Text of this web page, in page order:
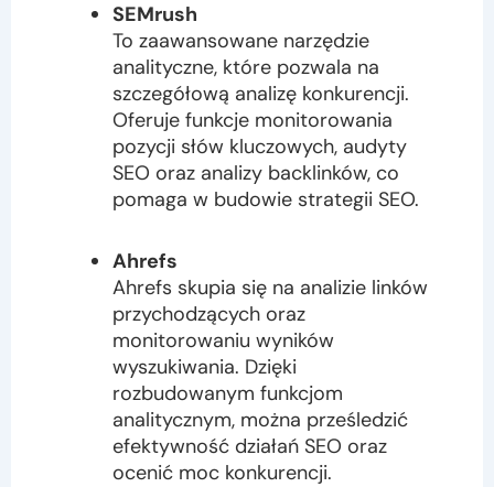
SEMrush
To zaawansowane narzędzie
analityczne, które pozwala na
szczegółową analizę konkurencji.
Oferuje funkcje monitorowania
pozycji słów kluczowych, audyty
SEO oraz analizy backlinków, co
pomaga w budowie strategii SEO.
Ahrefs
Ahrefs skupia się na analizie linków
przychodzących oraz
monitorowaniu wyników
wyszukiwania. Dzięki
rozbudowanym funkcjom
analitycznym, można prześledzić
efektywność działań SEO oraz
ocenić moc konkurencji.